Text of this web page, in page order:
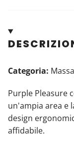
Categoria:
Purple Pleasure
un'ampia area e
design
affidabile.